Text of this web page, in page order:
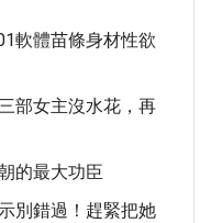
軟體苗條身材性欲
部女主沒水花，再
的最大功臣
別錯過！趕緊把她